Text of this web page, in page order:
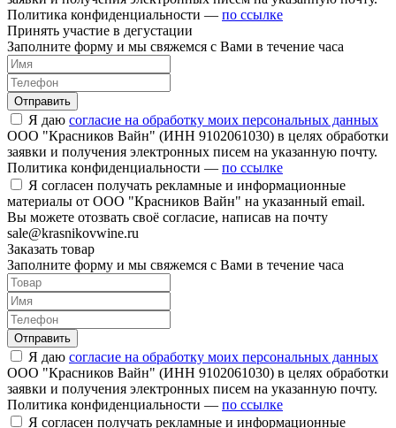
Политика конфиденциальности — по ссылке
Принять участие в дегустации
Заполните форму и мы свяжемся с Вами в течение часа
Отправить
Я даю согласие на обработку моих персональных данных
ООО "Красников Вайн" (ИНН 9102061030) в целях обработки
заявки и получения электронных писем на указанную почту.
Политика конфиденциальности — по ссылке
Я согласен получать рекламные и информационные
материалы от ООО "Красников Вайн" на указанный email.
Вы можете отозвать своё согласие, написав на почту
sale@krasnikovwine.ru
Заказать товар
Заполните форму и мы свяжемся с Вами в течение часа
Отправить
Я даю согласие на обработку моих персональных данных
ООО "Красников Вайн" (ИНН 9102061030) в целях обработки
заявки и получения электронных писем на указанную почту.
Политика конфиденциальности — по ссылке
Я согласен получать рекламные и информационные